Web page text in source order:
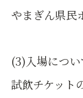
やまぎん県民
(3)入場につい
試飲チケット